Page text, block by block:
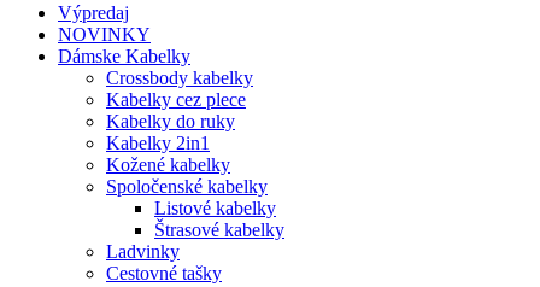
Výpredaj
NOVINKY
Dámske Kabelky
Crossbody kabelky
Kabelky cez plece
Kabelky do ruky
Kabelky 2in1
Kožené kabelky
Spoločenské kabelky
Listové kabelky
Štrasové kabelky
Ladvinky
Cestovné tašky